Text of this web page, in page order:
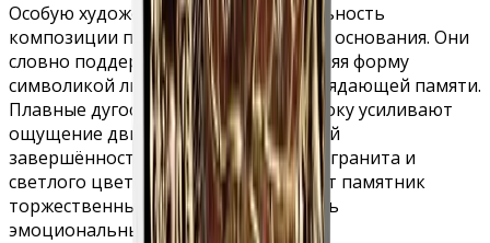
Особую художественную выразительность
композиции придают резные розы у основания. Они
словно поддерживают стелу, наполняя форму
символикой любви, уважения и неувядающей памяти.
Плавные дугообразные элементы сбоку усиливают
ощущение движения и декоративной
завершённости, а контраст тёмного гранита и
светлого цветочного рельефа делает памятник
торжественным, утончённым и очень
эмоциональным по своему образу.